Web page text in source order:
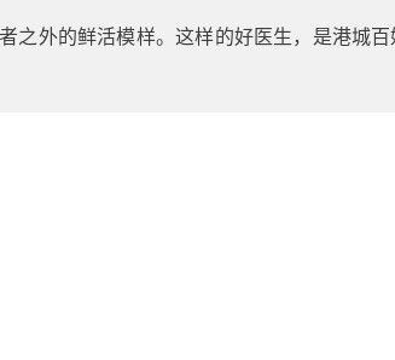
之外的鲜活模样。这样的好医生，是港城